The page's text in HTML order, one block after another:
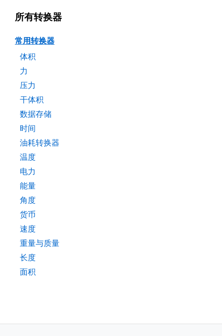
所有转换器
常用转换器
体积
力
压力
干体积
数据存储
时间
油耗转换器
温度
电力
能量
角度
货币
速度
重量与质量
长度
面积